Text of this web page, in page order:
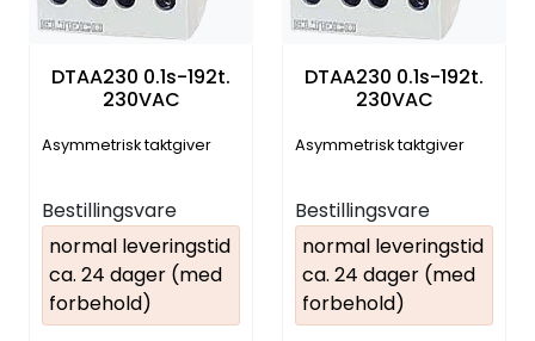
DTAA230 0.1s-192t.
230VAC
Asymmetrisk taktgiver
Bestillingsvare
normal leveringstid
ca. 24 dager (med
forbehold)
DTAA230 0.1s-192t.
230VAC
Asymmetrisk taktgiver
Bestillingsvare
normal leveringstid
ca. 24 dager (med
forbehold)